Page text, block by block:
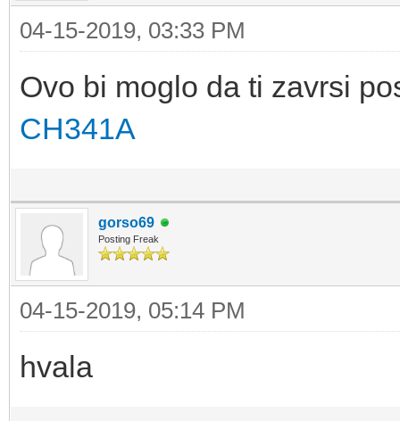
04-15-2019, 03:33 PM
Ovo bi moglo da ti zavrsi
CH341A
gorso69
Posting Freak
04-15-2019, 05:14 PM
hvala